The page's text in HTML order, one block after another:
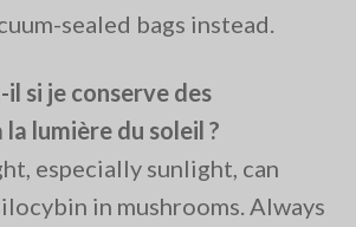
sealed bags instead​.
il si je conserve des
lumière du soleil ?
especially sunlight, can
in mushrooms. Always